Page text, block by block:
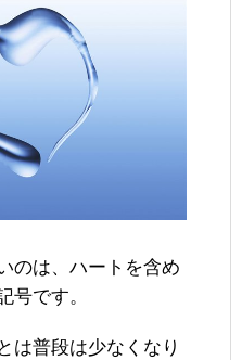
のは、ハートを含め
号です。
は普段は少なくなり